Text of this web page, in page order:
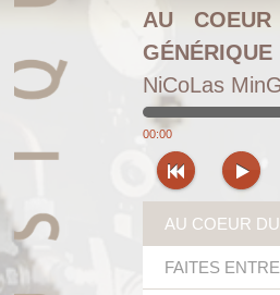
AU
GÉNÉRIQUE
NiCoLas
00:00
AU COEUR
GÉNÉRIQUE
FAITES